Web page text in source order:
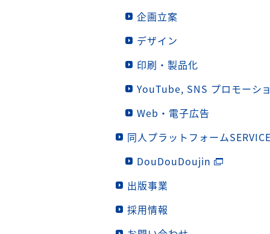
企画立案
デザイン
印刷・製品化
YouTube, SNS プロモーシ
Web・電子広告
同人プラットフォーム
DouDouDoujin
出版事業
採用情報